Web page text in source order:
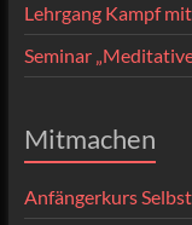
Lehrgang Kampf
Seminar
Mitmachen
Anfängerkurs